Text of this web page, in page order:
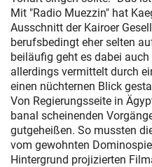
Mit "Radio Muezzin" hat
Ausschnitt der Kairoer
berufsbedingt eher selten
beiläufig geht es dabei
allerdings vermittelt durch
einen nüchternen Blick
Von Regierungsseite in
banal scheinenden
gutgeheißen. So mussten
vom gewohnten
Hintergrund projizierten